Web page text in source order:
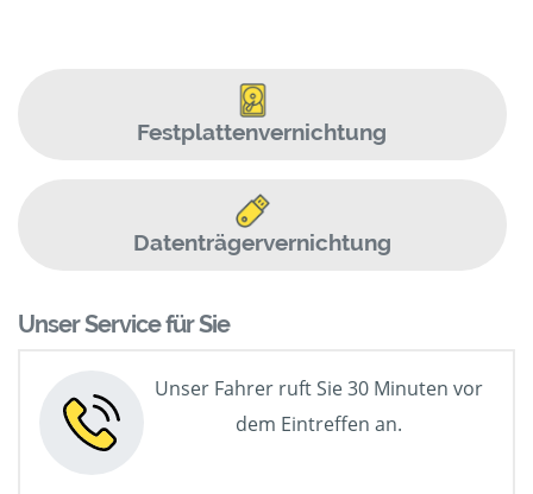
Festplattenvernichtung
Datenträgervernichtung
Unser Service für Sie
Unser Fahrer ruft Sie 30 Minuten vor
dem Eintreffen an.